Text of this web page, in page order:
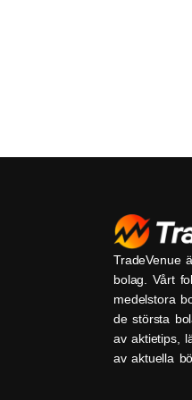
TradeVenue
bolag. Vårt
medelstora
de största
av aktietips,
av aktuella